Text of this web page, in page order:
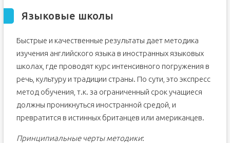
Языковые школы
Быстрые и качественные результаты дает методика
изучения английского языка в иностранных языковых
школах, где проводят курс интенсивного погружения в
речь, культуру и традиции страны. По сути, это экспресс
метод обучения, т.к. за ограниченный срок учащиеся
должны проникнуться иностранной средой, и
превратится в истинных британцев или американцев.
Принципиальные черты методики: